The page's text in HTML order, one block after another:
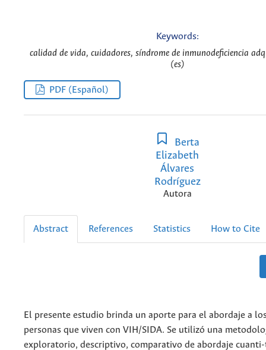
Keywords:
calidad de vida, cuidadores, síndrome de inmunodeficiencia
(es)
PDF (Español)
Berta
Elizabeth
Álvares
Rodríguez
Autora
Abstract References Statistics How to Cite
El presente estudio brinda un aporte para el abordaje a
personas que viven con VIH/SIDA. Se utilizó una
exploratorio, descriptivo, comparativo de abordaje